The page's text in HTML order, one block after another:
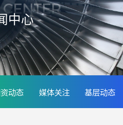
中心
动态 媒体关注 基层动态